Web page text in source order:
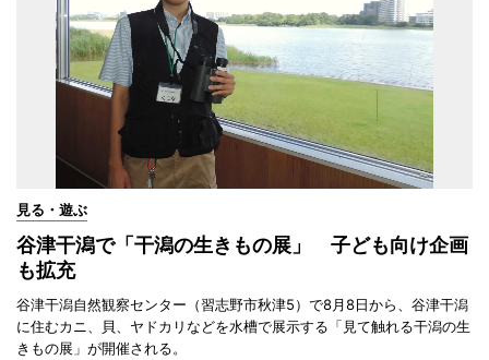
見る・遊ぶ
谷津干潟で「干潟の生きもの展」 子ども向け企画
も拡充
谷津干潟自然観察センター（習志野市秋津5）で8月8日から、谷津干潟
に住むカニ、貝、ヤドカリなどを水槽で展示する「見て触れる干潟の生
きもの展」が開催される。